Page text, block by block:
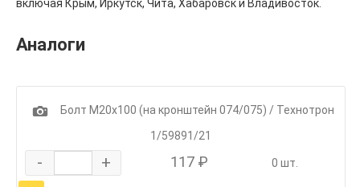
включая Крым, Иркутск, Чита, Хабаровск и Владивосток.
Аналоги
1
Болт М20х100 (на кронштейн 074/075) / Технотрон
1/59891/21
- + 117 ₽ 0 шт.